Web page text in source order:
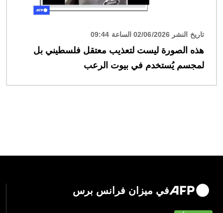
تاريخ النشر 02/06/2026 الساعة 09:44
هذه الصورة ليست لتعذيب معتقل فلسطيني بل
لمجسم يُستخدم في بيوت الرعب
في ميزان فرانس برس